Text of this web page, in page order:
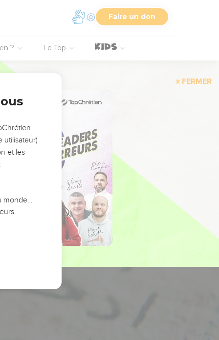
Faire un don
? Le Top
FERMER
utilisateur)
et les
monde…